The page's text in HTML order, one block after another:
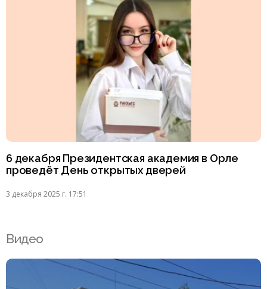
6 декабря Президентская академия в Орле
проведёт День открытых дверей
3 декабря 2025 г. 17:51
Видео